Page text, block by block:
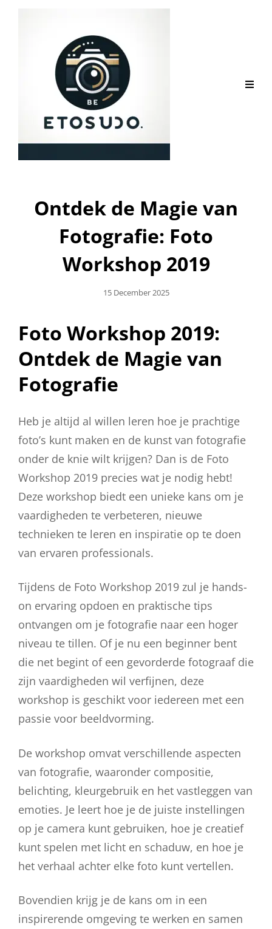
Ontdek de Magie van
Fotografie: Foto
Workshop 2019
Geplaatst
15 December 2025
Foto Workshop 2019:
Ontdek de Magie van
Fotografie
Heb je altijd al willen leren hoe je prachtige
foto’s kunt maken en de kunst van fotografie
onder de knie wilt krijgen? Dan is de Foto
Workshop 2019 precies wat je nodig hebt!
Deze workshop biedt een unieke kans om je
vaardigheden te verbeteren, nieuwe
technieken te leren en inspiratie op te doen
van ervaren professionals.
Tijdens de Foto Workshop 2019 zul je hands-
on ervaring opdoen en praktische tips
ontvangen om je fotografie naar een hoger
niveau te tillen. Of je nu een beginner bent
die net begint of een gevorderde fotograaf die
zijn vaardigheden wil verfijnen, deze
workshop is geschikt voor iedereen met een
passie voor beeldvorming.
De workshop omvat verschillende aspecten
van fotografie, waaronder compositie,
belichting, kleurgebruik en het vastleggen van
emoties. Je leert hoe je de juiste instellingen
op je camera kunt gebruiken, hoe je creatief
kunt spelen met licht en schaduw, en hoe je
het verhaal achter elke foto kunt vertellen.
Bovendien krijg je de kans om in een
inspirerende omgeving te werken en samen